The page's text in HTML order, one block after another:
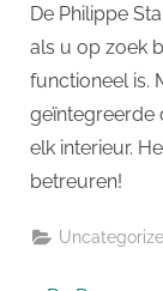
De Philippe
als u op zoek
functioneel is.
geïntegreerde
elk interieur.
betreuren!